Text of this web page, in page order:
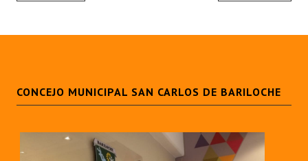
CONCEJO MUNICIPAL SAN CARLOS DE BARILOCHE